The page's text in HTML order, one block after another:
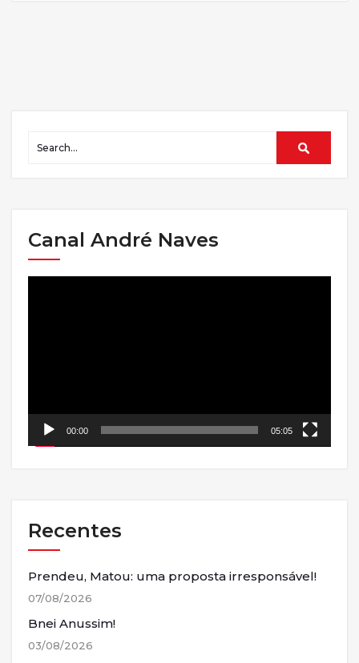
Canal André Naves
00:00 05:05
Recentes
Prendeu, Matou: uma proposta irresponsável!
07/08/2026
Bnei Anussim!
03/08/2026